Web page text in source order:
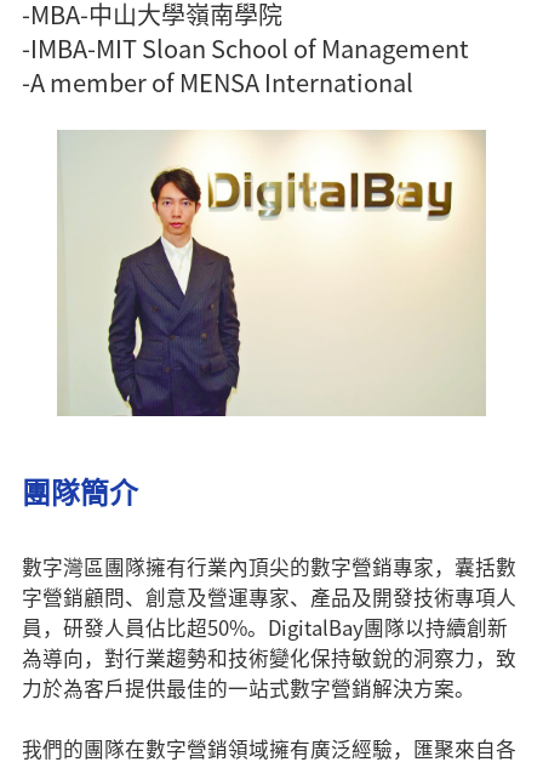
-MBA-中山大學嶺南學院
-IMBA-MIT Sloan School of Management
-A member of MENSA International
團隊簡介
數字灣區團隊擁有行業內頂尖的數字營銷專家，囊括數
字營銷顧問、創意及營運專家、產品及開發技術專項人
員，研發人員佔比超50%。DigitalBay團隊以持續創新
為導向，對行業趨勢和技術變化保持敏銳的洞察力，致
力於為客戶提供最佳的一站式數字營銷解決方案。
我們的團隊在數字營銷領域擁有廣泛經驗，匯聚來自各